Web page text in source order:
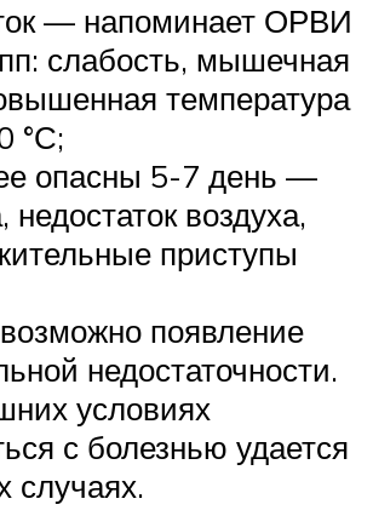
— напоминает ОРВИ
слабость, мышечная
температура
°С;
опасны 5-7 день —
воздуха,
приступы
появление
недостаточности.
условиях
с болезнью удается
случаях.